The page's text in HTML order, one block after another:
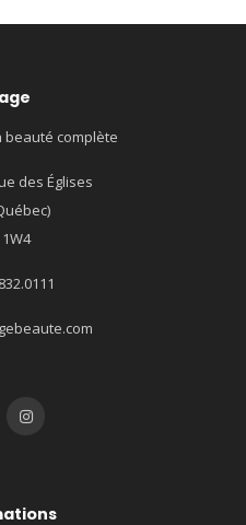
beauté complète
des Églises